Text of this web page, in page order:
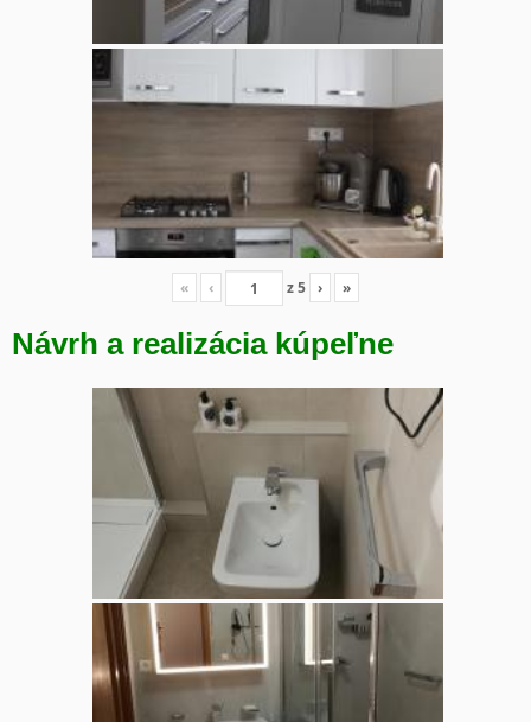
« ‹ z5 › »
Návrh a realizácia kúpeľne